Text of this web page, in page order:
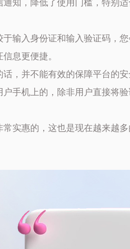
知，降低了使用门槛，特别
输入身份证和输入验证码，
息更便捷。
，并不能有效的保障平台的
手机上的，除非用户直接将
实惠的，这也是现在越来越